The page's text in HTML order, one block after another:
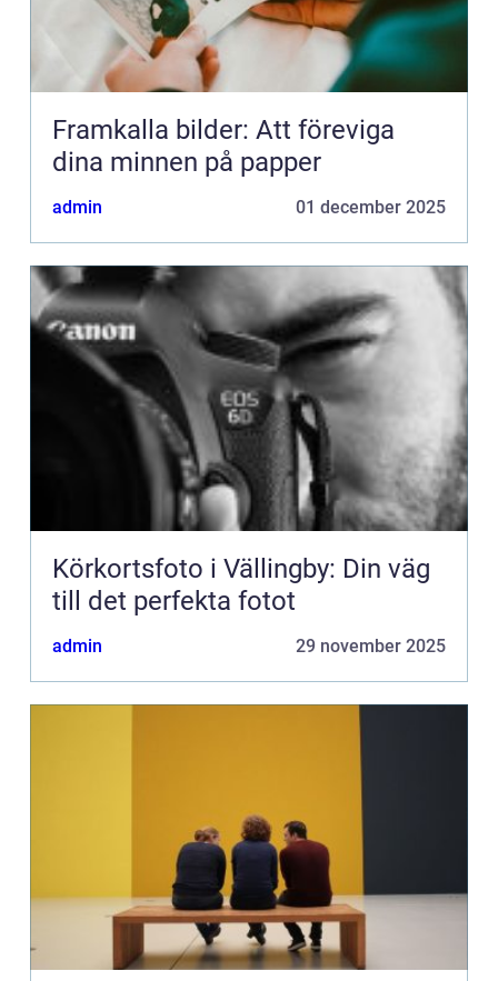
Framkalla bilder: Att föreviga
dina minnen på papper
admin 01 december 2025
Körkortsfoto i Vällingby: Din väg
till det perfekta fotot
admin 29 november 2025